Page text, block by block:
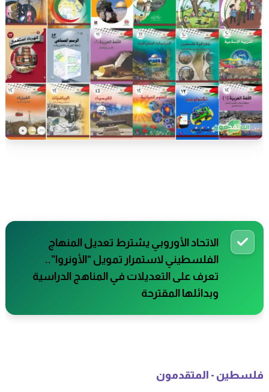
الاتحاد الأوروبي يشترط تعديل المنهاج
الفلسطيني لاستمرار تمويل “الأونروا”..
تعرف على التعديلات في المناهج الدراسية
وبدائلها المقترحة
فلسطين - المتقدمون